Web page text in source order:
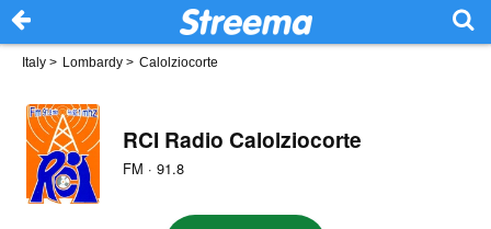
Italy > Lombardy > Calolziocorte
RCI Radio Calolziocorte
FM · 91.8